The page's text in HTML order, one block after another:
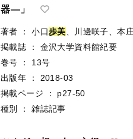
器―」
著者 ： 小口歩美 、川邊咲子、本
掲載誌
：
金沢大学資料館紀要
巻号
：
13号
出版年
：
2018-03
掲載ページ
：
p27-50
種別
： 雑誌記事